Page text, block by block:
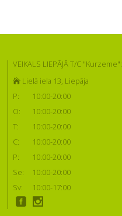
VEIKALS LIEPĀJĀ T/C "Kurzeme":
Lielā iela 13, Liepāja
P:
10:00-20:00
O:
10:00-20:00
T:
10:00-20:00
C:
10:00-20:00
P:
10:00-20:00
Se:
10:00-20:00
Sv:
10:00-17:00